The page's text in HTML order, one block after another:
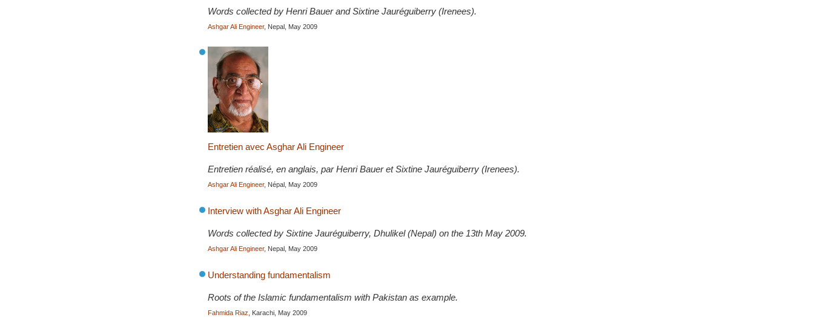
Words collected by Henri Bauer and Sixtine Jauréguiberry (Irenees).
Ashgar Ali Engineer, Nepal, May 2009
Entretien avec Asghar Ali Engineer
Entretien réalisé, en anglais, par Henri Bauer et Sixtine Jauréguiberry (Irenees).
Ashgar Ali Engineer, Népal, May 2009
Interview with Asghar Ali Engineer
Words collected by Sixtine Jauréguiberry, Dhulikel (Nepal) on the 13th May 2009.
Ashgar Ali Engineer, Nepal, May 2009
Understanding fundamentalism
Roots of the Islamic fundamentalism with Pakistan as example.
Fahmida Riaz , Karachi, May 2009